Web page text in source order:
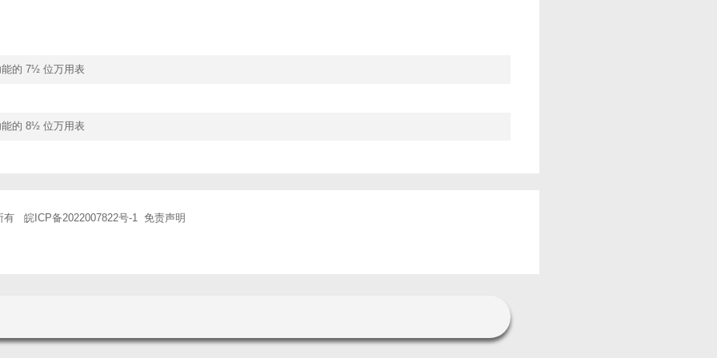
的 7½ 位万用表
的 8½ 位万用表
有 皖ICP备2022007822号-1 免责声明